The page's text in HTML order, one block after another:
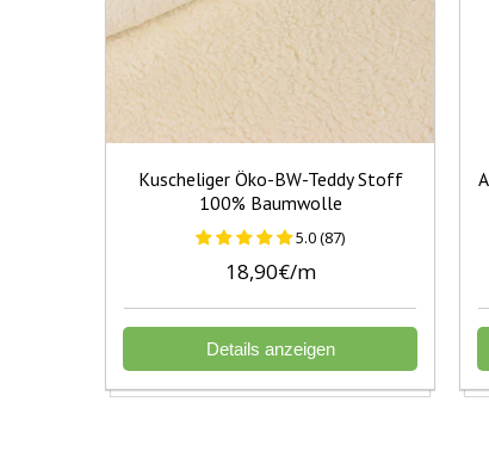
Kuscheliger Öko-BW-Teddy Stoff
100% Baumwolle
5.0 (87)
18,90€/m
Details anzeigen